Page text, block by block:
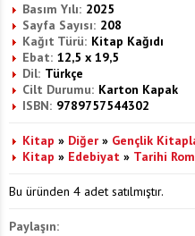
Basım Yılı: 2025
Sayfa Sayısı: 208
Kağıt Türü: Kitap Kağıdı
Ebat: 12,5 x 19,5
Dil: Türkçe
Cilt Durumu: Karton Kapak
ISBN: 9789757544302
Kitap » Diğer » Gençlik
Kitap » Edebiyat » Tarihi
Bu üründen 4 adet satılmıştır.
Paylaşın: